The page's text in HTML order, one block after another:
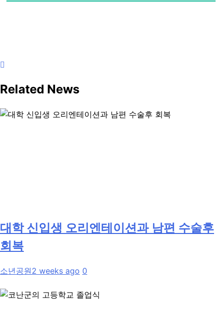
Related News
대학 신입생 오리엔테이션과 남편 수술후
회복
소년공원2 weeks ago 0